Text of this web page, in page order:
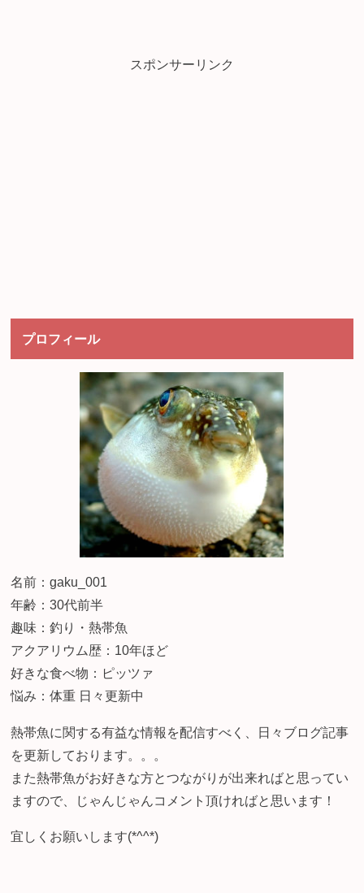
スポンサーリンク
プロフィール
名前：gaku_001
年齢：30代前半
趣味：釣り・熱帯魚
アクアリウム歴：10年ほど
好きな食べ物：ピッツァ
悩み：体重 日々更新中
熱帯魚に関する有益な情報を配信すべく、日々ブログ記事
を更新しております。。。
また熱帯魚がお好きな方とつながりが出来ればと思ってい
ますので、じゃんじゃんコメント頂ければと思います！
宜しくお願いします(*^^*)